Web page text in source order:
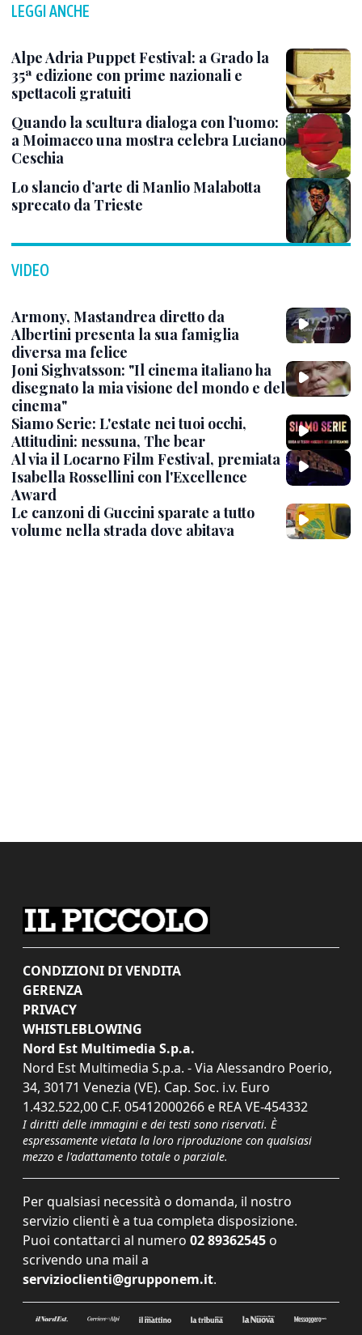
LEGGI ANCHE
Alpe Adria Puppet Festival: a Grado la
35ª edizione con prime nazionali e
spettacoli gratuiti
Quando la scultura dialoga con l’uomo:
a Moimacco una mostra celebra Luciano
Ceschia
Lo slancio d’arte di Manlio Malabotta
sprecato da Trieste
VIDEO
Armony, Mastandrea diretto da
Albertini presenta la sua famiglia
diversa ma felice
Joni Sighvatsson: "Il cinema italiano ha
disegnato la mia visione del mondo e del
cinema"
Siamo Serie: L'estate nei tuoi occhi,
Attitudini: nessuna, The bear
Al via il Locarno Film Festival, premiata
Isabella Rossellini con l'Excellence
Award
Le canzoni di Guccini sparate a tutto
volume nella strada dove abitava
CONDIZIONI DI VENDITA
GERENZA
PRIVACY
WHISTLEBLOWING
Nord Est Multimedia S.p.a.
Nord Est Multimedia S.p.a. - Via Alessandro Poerio,
34, 30171 Venezia (VE). Cap. Soc. i.v. Euro
1.432.522,00 C.F. 05412000266 e REA VE-454332
I diritti delle immagini e dei testi sono riservati. È
espressamente vietata la loro riproduzione con qualsiasi
mezzo e l'adattamento totale o parziale.
Per qualsiasi necessità o domanda, il nostro
servizio clienti è a tua completa disposizione.
Puoi contattarci al numero 02 89362545 o
scrivendo una mail a
servizioclienti@grupponem.it.